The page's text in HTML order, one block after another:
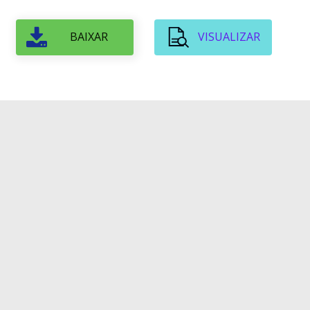
BAIXAR VISUALIZAR